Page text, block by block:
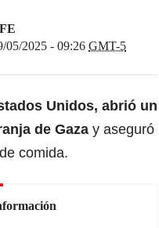
05/2025 - 09:26 GMT-5
Unidos, abrió un
de Gaza y aseguró
comida.